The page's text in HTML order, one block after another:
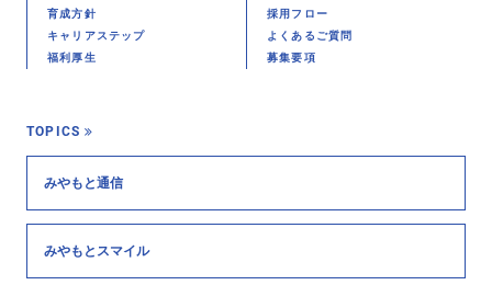
育成方針
キャリアステップ
福利厚生
採用フロー
よくあるご質問
募集要項
TOPICS
みやもと通信
みやもとスマイル